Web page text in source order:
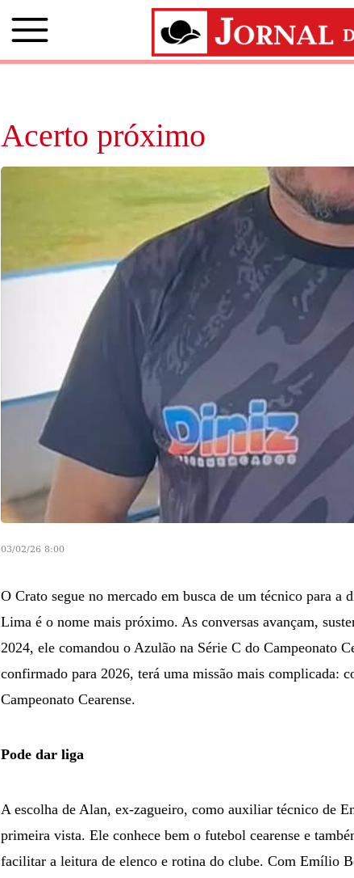
Acerto próximo
03/02/26 8:00
O Crato segue no mercado em busca de um técnico para a
Lima é o nome mais próximo. As conversas avançam,
2024, ele comandou o Azulão na Série C do Campeonato
confirmado para 2026, terá uma missão mais complicada:
Campeonato Cearense.
Pode dar liga
A escolha de Alan, ex-zagueiro, como auxiliar técnico de
primeira vista. Ele conhece bem o futebol cearense e
facilitar a leitura de elenco e rotina do clube. Com Emílio